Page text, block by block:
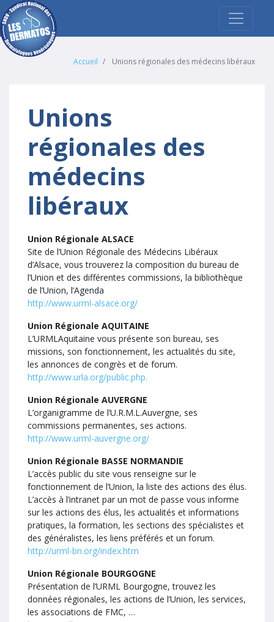
Accueil Unions régionales des médecins libéraux
Unions
régionales des
médecins
libéraux
Union Régionale ALSACE
Site de l’Union Régionale des Médecins Libéraux
d’Alsace, vous trouverez la composition du bureau de
l’Union et des différentes commissions, la bibliothèque
de l’Union, l’Agenda
http://www.urml-alsace.org/
Union Régionale AQUITAINE
L’URMLAquitaine vous présente son bureau, ses
missions, son fonctionnement, les actualités du site,
les annonces de congrès et de forum.
http://www.urla.org/public.php.
Union Régionale AUVERGNE
L’organigramme de l’U.R.M.L.Auvergne, ses
commissions permanentes, ses actions.
http://www.urml-auvergne.org/
Union Régionale BASSE NORMANDIE
L’accès public du site vous renseigne sur le
fonctionnement de l’Union, la liste des actions des élus.
L’accès à l’intranet par un mot de passe vous informe
sur les actions des élus, les actualités et informations
pratiques, la formation, les sections des spécialistes et
des généralistes, les liens préférés et un forum.
http://urml-bn.org/index.htm
Union Régionale BOURGOGNE
Présentation de l’URML Bourgogne, trouvez les
données régionales, les actions de l’Union, les services,
les associations de FMC, …